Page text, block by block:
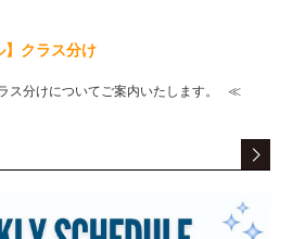
】クラス分け
ス分けについてご案内いたします。 ≪